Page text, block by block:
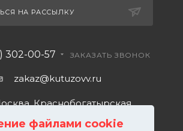
файлами cookie
НА РАССЫЛКУ
302-00-57 ЗАКАЗАТЬ ЗВОНОК
zakaz@kutuzovv.ru
Краснобогатырская